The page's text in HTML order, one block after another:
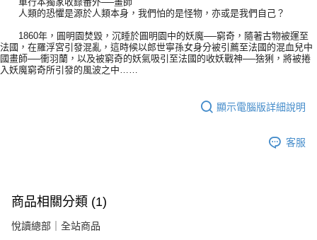
人類的恐懼是源於人類本身，我們怕的是怪物，亦或是我們自己？
1860年，圓明園焚毀，沉睡於圓明園中的妖魔──窮奇，隨著古物被運至
法國，在羅浮宮引發混亂，這時候以郎世寧孫女身分被引薦至法國的混血兒中
國畫師──衝羽蘭，以及被窮奇的妖氣吸引至法國的收妖戰神──猞猁，將被捲
入妖魔窮奇所引發的風波之中……
顯示電腦版詳細說明
客服
商品相關分類 (1)
悅讀總部｜全站商品